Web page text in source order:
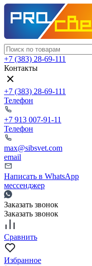
+7 (383) 28-69-111
Контакты
+7 (383) 28-69-111
Телефон
+7 913 007-91-11
Телефон
max@sibsvet.com
email
Написать в WhatsApp
мессенджер
Заказать звонок
Заказать звонок
Сравнить
Избранное